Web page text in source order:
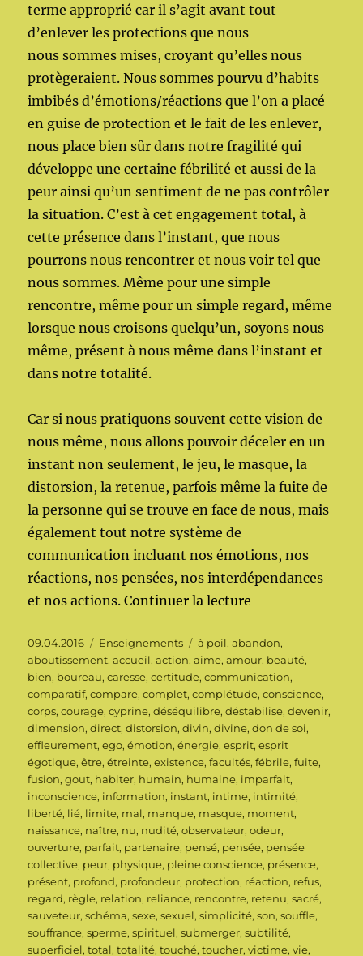
terme approprié car il s’agit avant tout
d’enlever les protections que nous
nous sommes mises, croyant qu’elles nous
protègeraient. Nous sommes pourvu d’habits
imbibés d’émotions/réactions que l’on a placé
en guise de protection et le fait de les enlever,
nous place bien sûr dans notre fragilité qui
développe une certaine fébrilité et aussi de la
peur ainsi qu’un sentiment de ne pas contrôler
la situation. C’est à cet engagement total, à
cette présence dans l’instant, que nous
pourrons nous rencontrer et nous voir tel que
nous sommes. Même pour une simple
rencontre, même pour un simple regard, même
lorsque nous croisons quelqu’un, soyons nous
même, présent à nous même dans l’instant et
dans notre totalité.
Car si nous pratiquons souvent cette vision de
nous même, nous allons pouvoir déceler en un
instant non seulement, le jeu, le masque, la
distorsion, la retenue, parfois même la fuite de
la personne qui se trouve en face de nous, mais
également tout notre système de
communication incluant nos émotions, nos
réactions, nos pensées, nos interdépendances
et nos actions.Continuer la lecture
Publié
le
09.04.2016 Catégories
Enseignements Étiquettes
à poil,abandon,
aboutissement,accueil,action,aime,amour, beauté,
bien, boureau,caresse,certitude,communication,
comparatif,compare,complet,complétude,conscience,
corps,courage,cyprine,déséquilibre,déstabilise,devenir,
dimension,direct,distorsion,divin,divine,don de soi,
effleurement,ego,émotion,énergie,esprit,esprit
égotique,être,étreinte,existence,facultés,fébrile,fuite,
fusion,gout, habiter, humain, humaine, imparfait,
inconscience, information, instant, intime, intimité,
liberté, lié, limite, mal, manque, masque, moment,
naissance, naître, nu, nudité,observateur,odeur,
ouverture, parfait, partenaire, pensé, pensée, pensée
collective, peur, physique, pleine conscience, présence,
présent, profond, profondeur, protection, réaction, refus,
regard, règle, relation, reliance, rencontre, retenu,sacré,
sauveteur,schéma,sexe,sexuel,simplicité,son,souffle,
souffrance,sperme,spirituel,submerger,subtilité,
superficiel,total,totalité,touché,toucher,victime,vie,